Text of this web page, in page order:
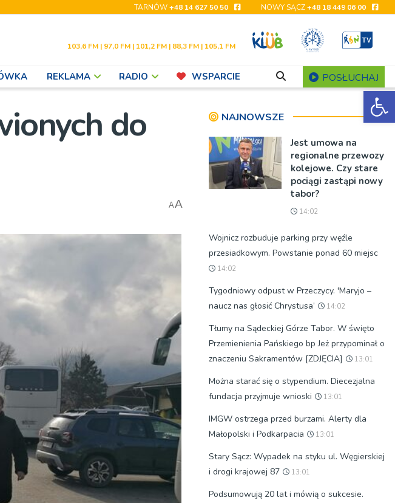
TARNÓW+48 14 627 50 50 NOWY SĄCZ+48 18 449 06 00
103,6 FM | 97,0 FM | 101,2 FM | 88,3 FM | 105,1 FM
REKLAMA RADIO WSPARCIE POSŁUCHAJ
do
AA
NAJNOWSZE
Jest umowa na
regionalne przewozy
kolejowe. Czy stare
pociągi zastąpi nowy
tabor?
14:02
Wojnicz rozbuduje parking przy węźle
przesiadkowym. Powstanie ponad 60 miejsc
14:02
Tygodniowy odpust w Przeczycy. 'Maryjo –
naucz nas głosić Chrystusa’
14:02
Tłumy na Sądeckiej Górze Tabor. W święto
Przemienienia Pańskiego bp Jeż przypominał o
znaczeniu Sakramentów [ZDJĘCIA]
13:01
Można starać się o stypendium. Diecezjalna
fundacja przyjmuje wnioski
13:01
IMGW ostrzega przed burzami. Alerty dla
Małopolski i Podkarpacia
13:01
Stary Sącz: Wypadek na styku ul. Węgierskiej
i drogi krajowej 87
13:01
Podsumowują 20 lat i mówią o sukcesie.